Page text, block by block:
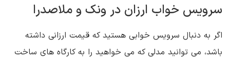
سرویس خواب ارزان در ونک و ملاصدرا
اگر به دنبال سرویس خوابی هستید که قیمت ارزانی داشته
باشد، می توانید مدلی که می خواهید را به کارگاه های ساخت